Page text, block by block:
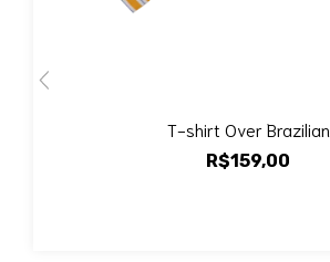
T-shirt Over Brazilian
R$159,00